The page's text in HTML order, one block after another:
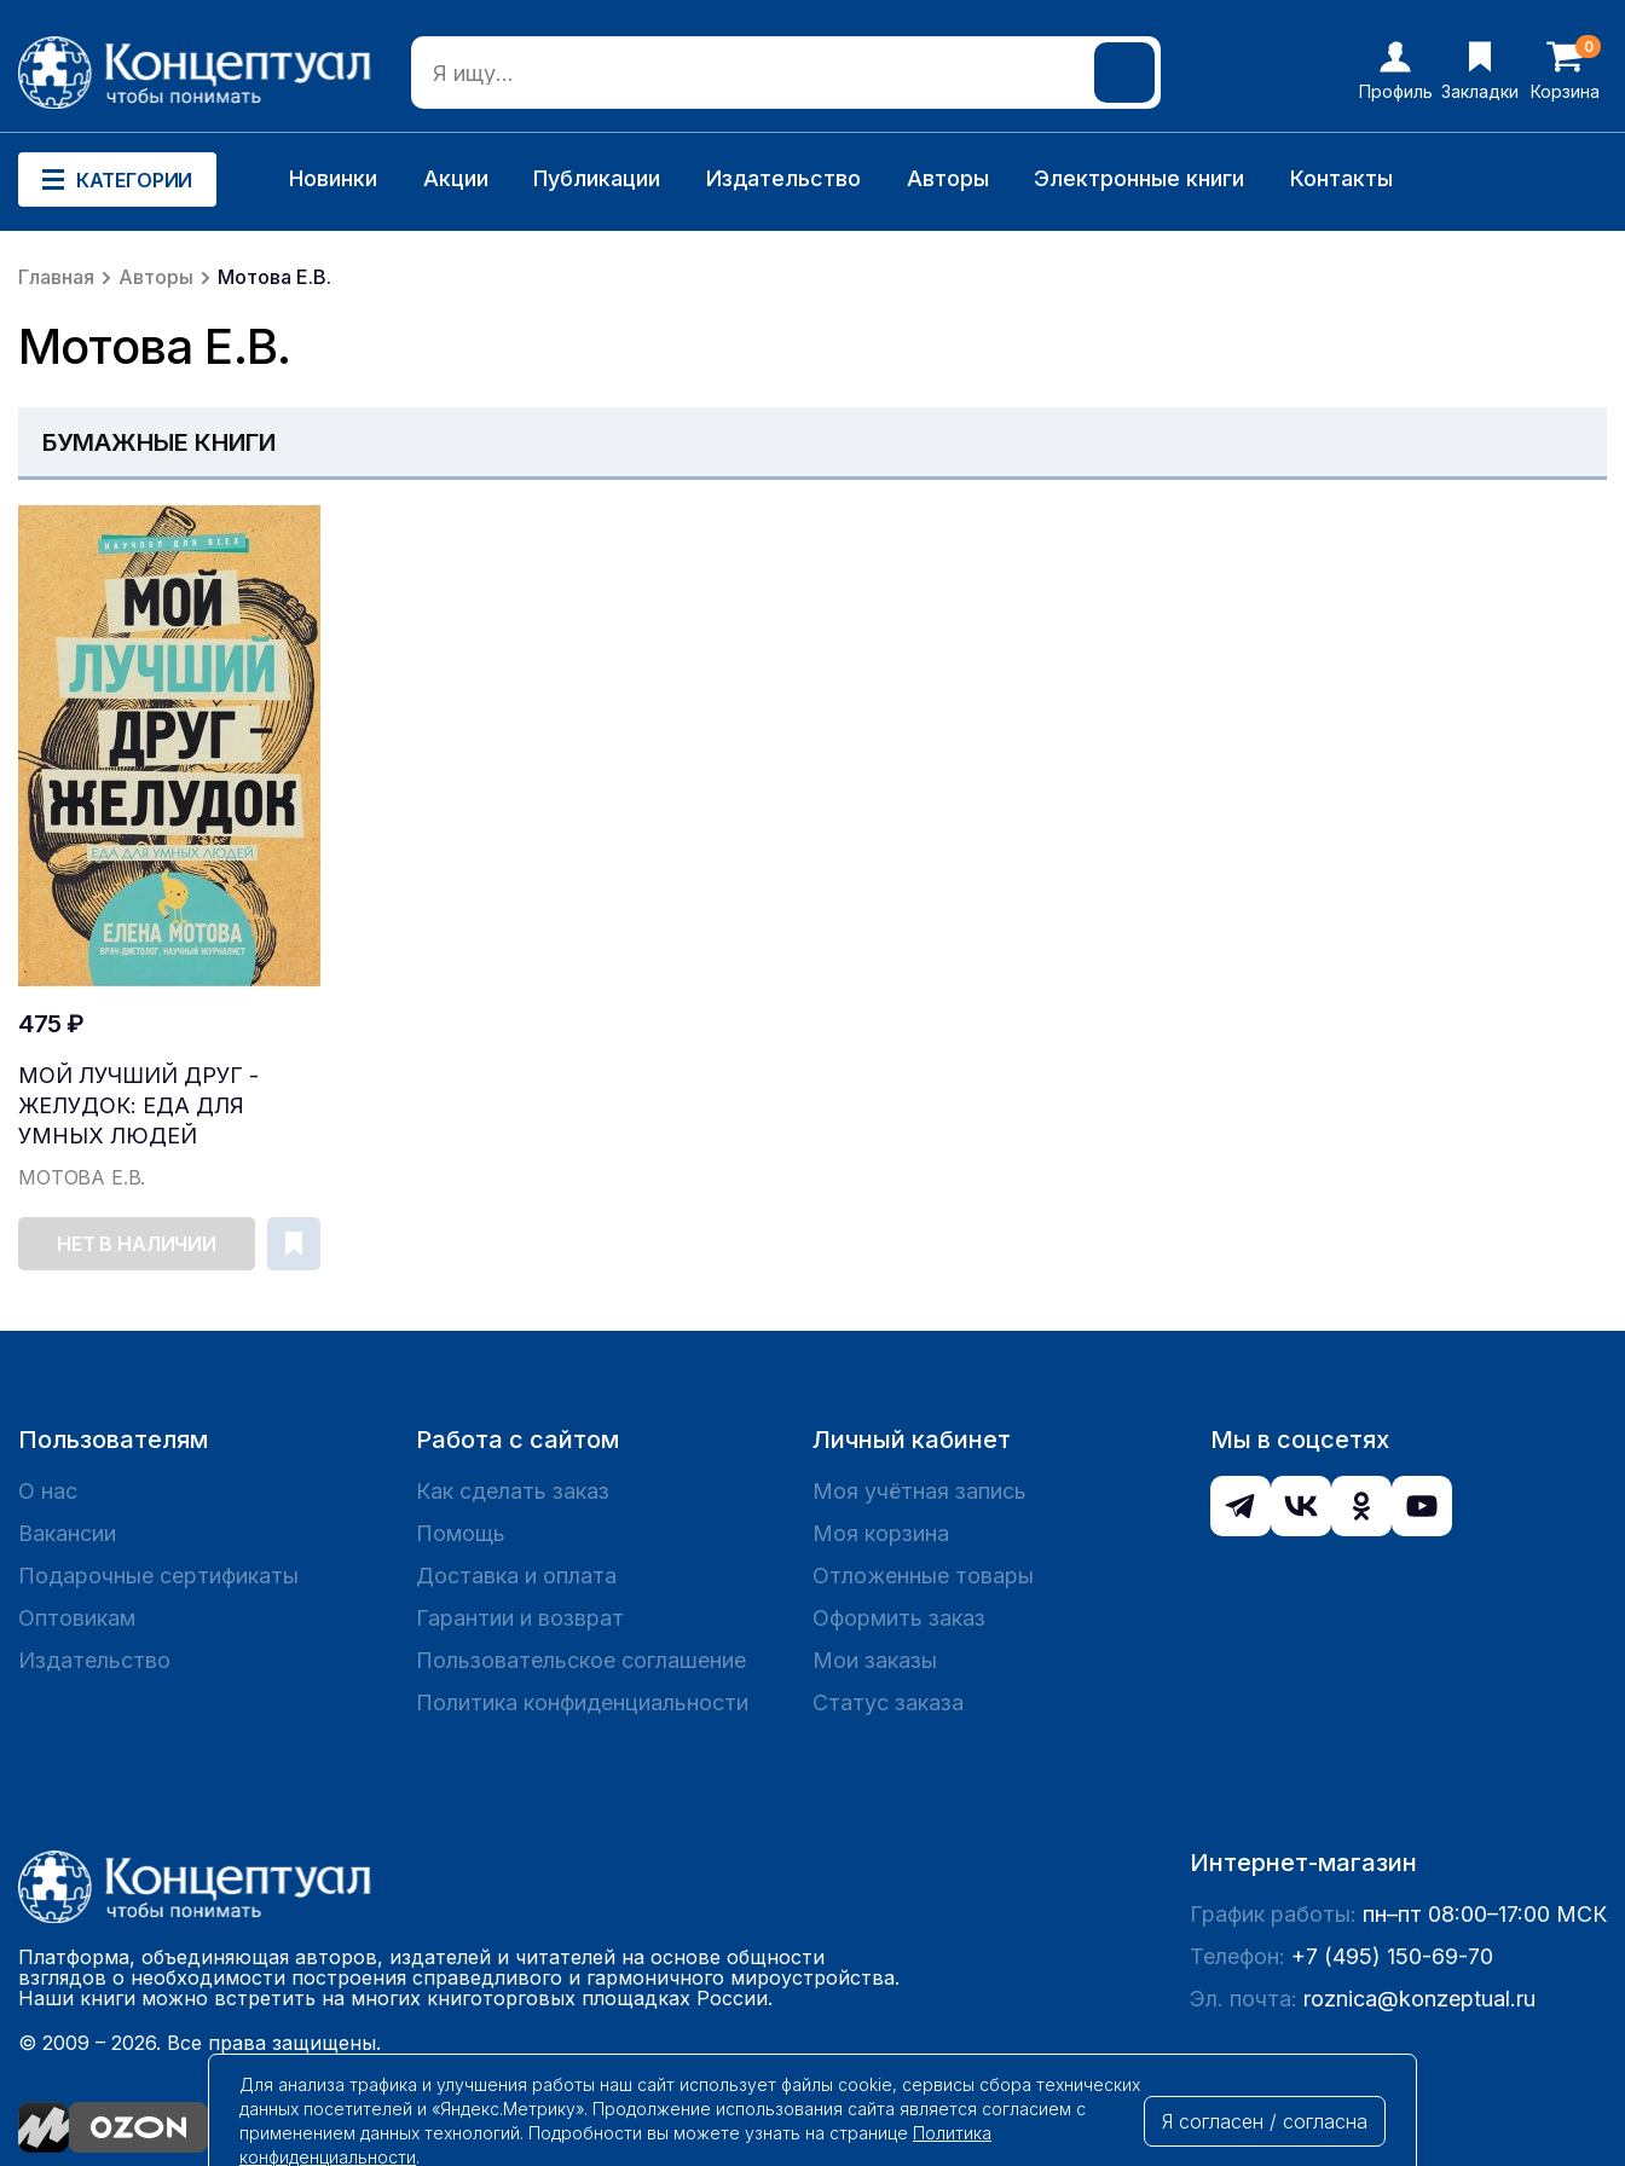
Профиль Закладки
0
Корзина
КАТЕГОРИИ Новинки Акции Публикации Издательство Авторы Электронные книги Контакты
Главная Авторы Мотова Е.В.
Мотова Е.В.
БУМАЖНЫЕ КНИГИ
475 ₽
МОЙ ЛУЧШИЙ ДРУГ -
ЖЕЛУДОК: ЕДА ДЛЯ
УМНЫХ ЛЮДЕЙ
МОТОВА Е.В.
НЕТ В НАЛИЧИИ
Пользователям
О нас
Вакансии
Подарочные сертификаты
Оптовикам
Издательство
Работа с сайтом
Как сделать заказ
Помощь
Доставка и оплата
Гарантии и возврат
Пользовательское соглашение
Политика конфиденциальности
Личный кабинет
Моя учётная запись
Моя корзина
Отложенные товары
Оформить заказ
Мои заказы
Статус заказа
Мы в соцсетях
Платформа, объединяющая авторов, издателей и читателей на основе общности
взглядов о необходимости построения справедливого и гармоничного мироустройства.
Наши книги можно встретить на многих книготорговых площадках России.
© 2009 – 2026. Все права защищены.
Интернет-магазин
График работы: пн–пт 08:00–17:00 МСК
Телефон: +7 (495) 150-69-70
Эл. почта: roznica@konzeptual.ru
Для анализа трафика и улучшения работы наш сайт использует файлы cookie, сервисы сбора технических
данных посетителей и «Яндекс.Метрику». Продолжение использования сайта является согласием с
применением данных технологий. Подробности вы можете узнать на странице Политика
конфиденциальности.
Я согласен / согласна